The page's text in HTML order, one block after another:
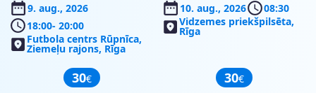
9. aug., 2026
18:00- 20:00
Futbola centrs Rūpnīca,
Ziemeļu rajons, Rīga
10. aug., 2026
08:30
Vidzemes priekšpilsēta,
Rīga
30€ 30€